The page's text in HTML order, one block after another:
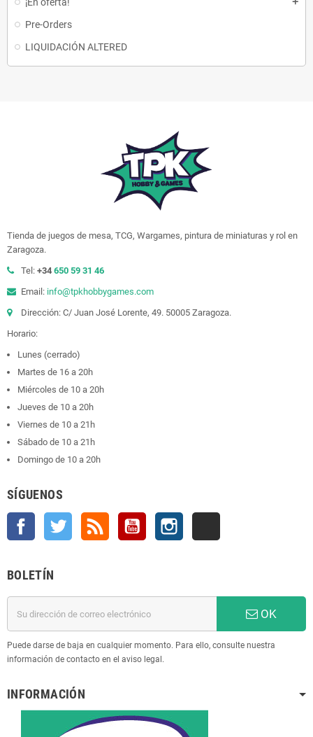
Pre-Orders
LIQUIDACIÓN ALTERED
Tienda de juegos de mesa, TCG, Wargames, pintura de miniaturas y rol en
Zaragoza.
Tel: +34 650 59 31 46
Email: info@tpkhobbygames.com
Dirección: C/ Juan José Lorente, 49. 50005 Zaragoza.
Horario:
Lunes (cerrado)
Martes de 16 a 20h
Miércoles de 10 a 20h
Jueves de 10 a 20h
Viernes de 10 a 21h
Sábado de 10 a 21h
Domingo de 10 a 20h
SÍGUENOS
Facebook Twitter YouTube
BOLETÍN
OK
Puede darse de baja en cualquier momento. Para ello, consulte nuestra
información de contacto en el aviso legal.
INFORMACIÓN